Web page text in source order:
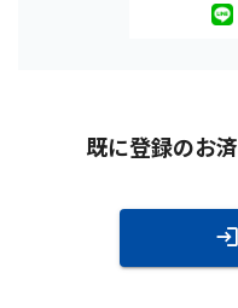
既に登録のお